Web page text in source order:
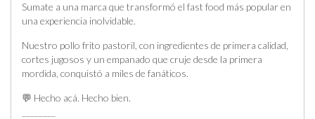
Sumate a una marca que transformó el fast food más popular en
una experiencia inolvidable.
Nuestro pollo frito pastoril, con ingredientes de primera calidad,
cortes jugosos y un empanado que cruje desde la primera
mordida, conquistó a miles de fanáticos.
💬 Hecho acá. Hecho bien.